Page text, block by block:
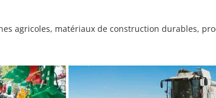
agricoles, matériaux de construction durables,